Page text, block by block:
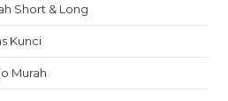
Short & Long
Kunci
Murah